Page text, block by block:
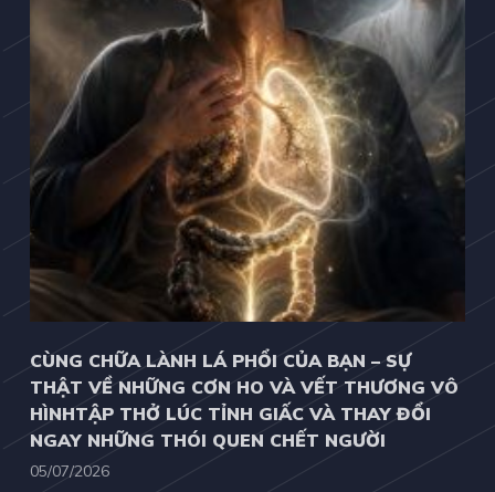
CÙNG CHỮA LÀNH LÁ PHỔI CỦA BẠN – SỰ
THẬT VỀ NHỮNG CƠN HO VÀ VẾT THƯƠNG VÔ
HÌNHTẬP THỞ LÚC TỈNH GIẤC VÀ THAY ĐỔI
NGAY NHỮNG THÓI QUEN CHẾT NGƯỜI
05/07/2026